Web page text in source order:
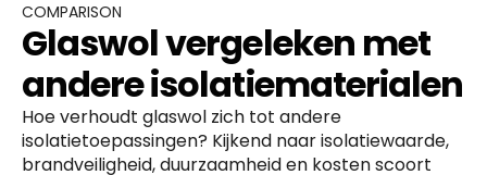
COMPARISON
Glaswol vergeleken met
andere isolatiematerialen
Hoe verhoudt glaswol zich tot andere
isolatietoepassingen? Kijkend naar isolatiewaarde,
brandveiligheid, duurzaamheid en kosten scoort